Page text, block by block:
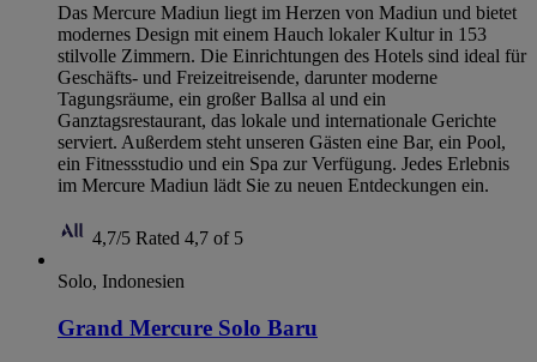
Das Mercure Madiun liegt im Herzen von Madiun und bietet
modernes Design mit einem Hauch lokaler Kultur in 153
stilvolle Zimmern. Die Einrichtungen des Hotels sind ideal für
Geschäfts- und Freizeitreisende, darunter moderne
Tagungsräume, ein großer Ballsa al und ein
Ganztagsrestaurant, das lokale und internationale Gerichte
serviert. Außerdem steht unseren Gästen eine Bar, ein Pool,
ein Fitnessstudio und ein Spa zur Verfügung. Jedes Erlebnis
im Mercure Madiun lädt Sie zu neuen Entdeckungen ein.
4,7/5 Rated 4,7 of 5
Solo, Indonesien
Grand Mercure Solo Baru